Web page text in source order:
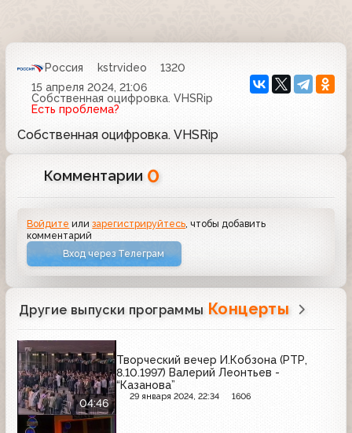
Россия kstrvideo
1320
15 апреля 2024, 21:06
Собственная оцифровка. VHSRip
Есть проблема?
Собственная оцифровка. VHSRip
Комментарии 0
Войдите илизарегистрируйтесь , чтобы добавить
комментарий
Вход через Телеграм
Другие выпуски программы Концерты
04:46
Творческий вечер И.Кобзона (РТР,
8.10.1997) Валерий Леонтьев -
“Казанова”
29 января 2024, 22:34 1606